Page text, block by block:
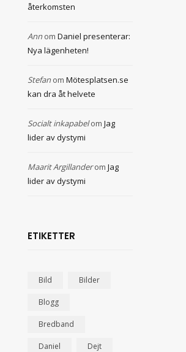
återkomsten
Ann om Daniel presenterar:
Nya lägenheten!
Stefan om Mötesplatsen.se
kan dra åt helvete
Socialt inkapabelom Jag
lider av dystymi
Maarit Argillanderom Jag
lider av dystymi
ETIKETTER
Bild Bilder
Blogg
Bredband
Daniel Dejt